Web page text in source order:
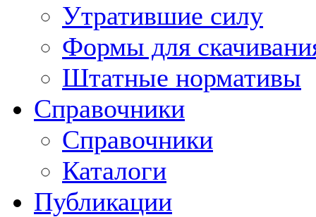
Утратившие силу
Формы для
Штатные нормативы
Справочники
Справочники
Каталоги
Публикации